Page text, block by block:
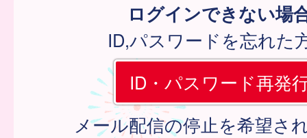
ログインできない場
ID,パスワードを忘れた
ID・パスワード再発
メール配信の停止を希望さ